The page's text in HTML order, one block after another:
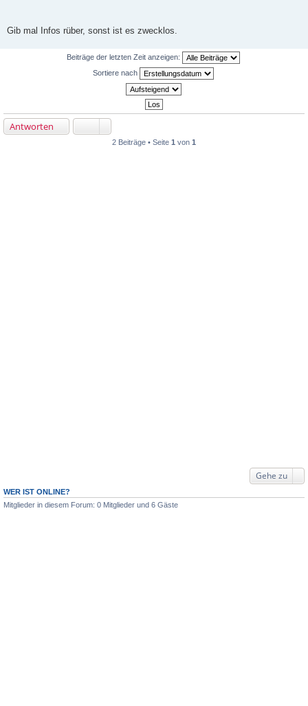
Gib mal Infos rüber, sonst ist es zwecklos.
Beiträge der letzten Zeit anzeigen:
Sortiere nach
Antworten
2 Beiträge • Seite 1 von 1
Gehe zu
WER IST ONLINE?
Mitglieder in diesem Forum: 0 Mitglieder und 6 Gäste